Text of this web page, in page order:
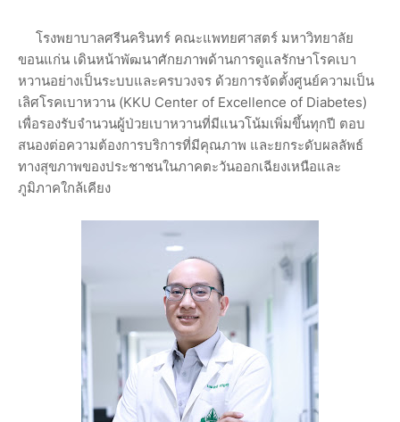
โรงพยาบาลศรีนครินทร์ คณะแพทยศาสตร์ มหาวิทยาลัย
ขอนแก่น เดินหน้าพัฒนาศักยภาพด้านการดูแลรักษาโรคเบา
หวานอย่างเป็นระบบและครบวงจร ด้วยการจัดตั้งศูนย์ความเป็น
เลิศโรคเบาหวาน (KKU Center of Excellence of Diabetes)
เพื่อรองรับจำนวนผู้ป่วยเบาหวานที่มีแนวโน้มเพิ่มขึ้นทุกปี ตอบ
สนองต่อความต้องการบริการที่มีคุณภาพ และยกระดับผลลัพธ์
ทางสุขภาพของประชาชนในภาคตะวันออกเฉียงเหนือและ
ภูมิภาคใกล้เคียง